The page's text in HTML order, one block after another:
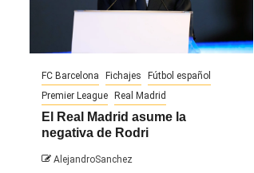
FC Barcelona Fichajes
Fútbol español
Premier League Real Madrid
El Real Madrid asume la
negativa de Rodri
AlejandroSanchez